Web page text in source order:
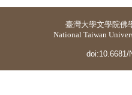
臺灣大學文學院佛
National Taiwan
doi:10.6681/